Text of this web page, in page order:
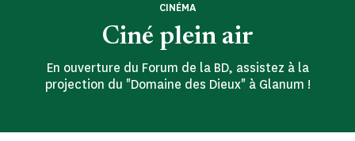
Ciné plein air
CINÉMA
En ouverture du Forum de la BD, assistez à la
projection du "Domaine des Dieux" à Glanum !